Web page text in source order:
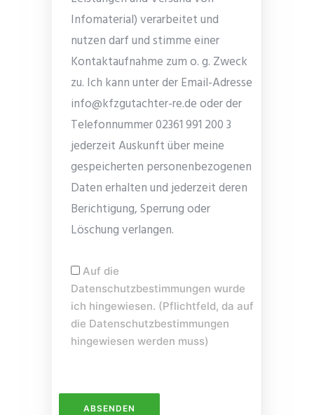
Infomaterial) verarbeitet und
nutzen darf und stimme einer
Kontaktaufnahme zum o. g. Zweck
zu. Ich kann unter der Email-Adresse
info@kfzgutachter-re.de oder der
Telefonnummer 02361 991 200 3
jederzeit Auskunft über meine
gespeicherten personenbezogenen
Daten erhalten und jederzeit deren
Berichtigung, Sperrung oder
Löschung verlangen.
Auf die
Datenschutzbestimmungen wurde
ich hingewiesen. (Pflichtfeld, da auf
die Datenschutzbestimmungen
hingewiesen werden muss)